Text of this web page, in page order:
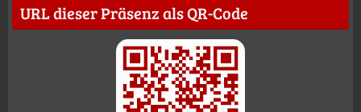
URL dieser Präsenz als QR-Code